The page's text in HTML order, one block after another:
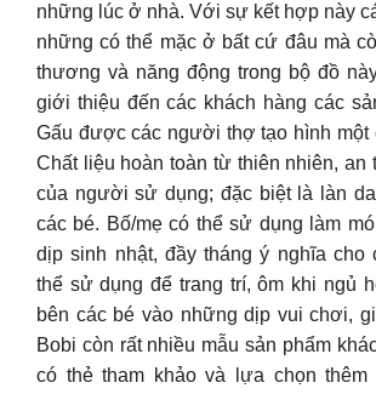
những lúc ở nhà. Với sự kết hợp này
những có thể mặc ở bất cứ đâu mà
thương và năng động trong bộ đồ
giới thiệu đến các khách hàng các
Gấu được các người thợ tạo hình một
Chất liệu hoàn toàn từ thiên nhiên, an
của người sử dụng; đặc biệt là làn
các bé. Bố/mẹ có thể sử dụng làm
dịp sinh nhật, đầy tháng ý nghĩa cho
thể sử dụng để trang trí, ôm khi ngủ
bên các bé vào những dịp vui chơi,
Bobi còn rất nhiều mẫu sản phẩm
có thẻ tham khảo và lựa chọn thêm